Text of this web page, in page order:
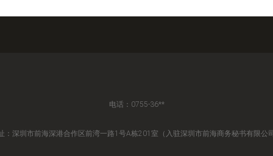
电话：0755-36**
：深圳市前海深港合作区前湾一路1号A栋201室（入驻深圳市前海商务秘书有限公